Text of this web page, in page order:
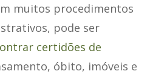
muitos procedimentos
pode ser
certidões de
óbito, imóveis e